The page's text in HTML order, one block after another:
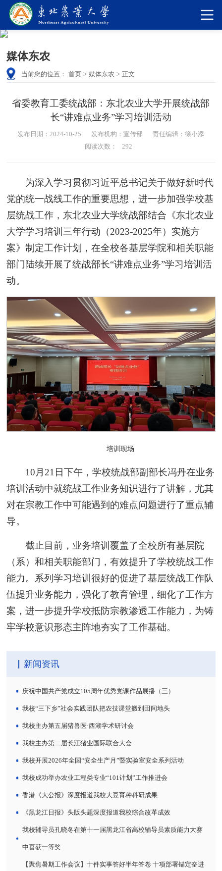
媒体东农
当前您的位置： 首页 > 媒体东农 > 正文
省委教育工委统战部：东北农业大学开展统战部
长“讲难点业务”学习培训活动
发布日期：2024-10-25 发布机构：宣传部
责任编辑：徐小添
阅读次数：
292
为深入学习贯彻习近平总书记关于做好新时代
党的统一战线工作的重要思想，进一步加强学校基
层统战工作，东北农业大学统战部结合《东北农业
大学学习培训三年行动（2023-2025年）实施方
案》制定工作计划，在全校各基层学院和相关职能
部门陆续开展了统战部长“讲难点业务”学习培训活
动。
培训现场
10月21日下午，学校统战部副部长冯丹在业务
培训活动中就统战工作业务知识进行了讲解，尤其
对在宗教工作中可能遇到的难点问题进行了重点辅
导。
截止目前，业务培训覆盖了全校所有基层院
（系）和相关职能部门，有效提升了学校统战工作
能力。系列学习培训很好的促进了基层统战工作队
伍提升业务能力，强化了教育管理，细化了工作方
案，进一步提升学校抵防宗教渗透工作能力，为铸
牢学校意识形态主阵地夯实了工作基础。
新闻资讯
庆祝中国共产党成立105周年优秀党课作品展播（三）
我校“三下乡”社会实践团队把农技课堂搬到田间地头
我校主办第五届猪兽医·西湖学术研讨会
我校主办第二届长江猪业国际联合大会
我校开展2026年全国“安全生产月”暨实验室安全系列活动
我校成功举办农业工程类专业“101计划”工作推进会
香港《大公报》深度报道我校大豆育种科研成果
《黑龙江日报》头版头题深度报道我校综合改革成效
我校辅导员孔晓冬在第十一届黑龙江省高校辅导员素质能力大赛
中喜获一等奖
【聚焦暑期工作会议】十件实事答好半年答卷 十项部署锚定奋进